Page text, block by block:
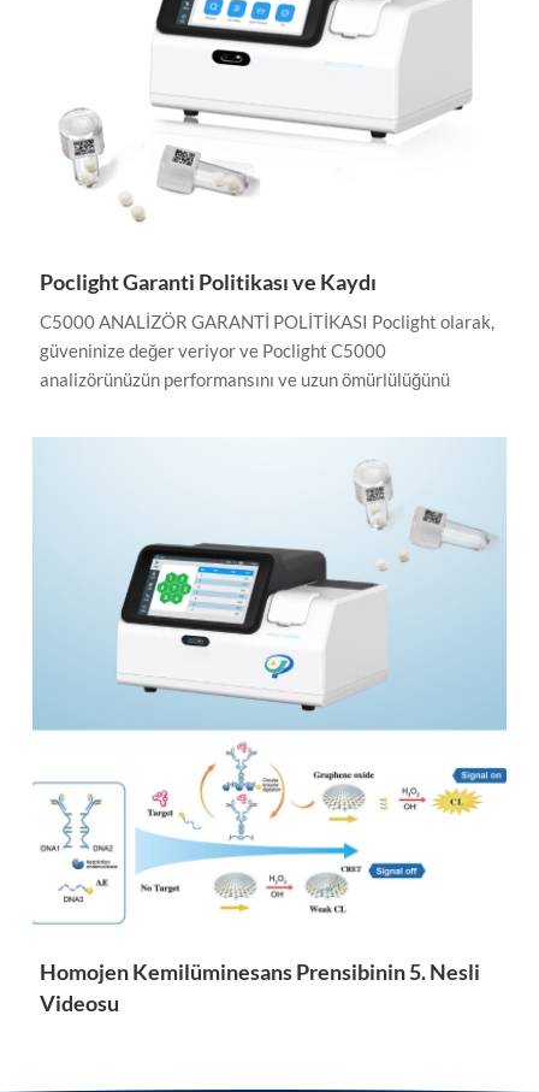
Poclight Garanti Politikası ve Kaydı
C5000 ANALİZÖR GARANTİ POLİTİKASI Poclight olarak,
güveninize değer veriyor ve Poclight C5000
analizörünüzün performansını ve uzun ömürlülüğünü
şartlarını ve cihazın uygun şekilde bakım ve onarımını
sağlamak için müşteri sorumluluklarını özetlemektedir.
Sınırlı Garanti Kapsamı Bu garanti süresi boyunca
Poclight, arızalı olduğu belirlenen ve bu garanti
kapsamında olan herhangi bir parçayı ücretsiz olarak
tamir edecek veya değiştirecektir. Sorunun niteliğine bağlı
olarak Poclight, Poclight'ın yeni, onarılmış veya yeniden
sertifikalandırılmış bir yedek ünite sağlayacağını garanti
eder. Poclight C5000 analizörleri, bir (1) yıl süreyle
malzeme ve işçilik kusurlarından muaftır. Bu garanti,
orijinal alıcı ve/veya temsilcileriyle sınırlıdır ve
devredilemez. Garanti Kapsamı Dışında Kalanlar Bu
garanti şunları kapsamaz: Kötüye kullanım, ihmal, yanlış
kurulum veya fiziksel istismardan kaynaklanan hasarlar
Yetkisiz değişiklik, kurcalama veya onarım girişimi Kazara
hasar veya zararlı maddelere veya kirleticilere maruz
kalma Uygunsuz depolama veya uygun olmayan çevre
koşullarından kaynaklanan arızalar Garanti yeterliliği
bir durum için ayrı ayrı değerlendirilir. Garanti
Uygunluğuna İlişkin Müşteri Sorumlulukları Garanti
Homojen Kemilüminesans Prensibinin 5. Nesli
Videosu